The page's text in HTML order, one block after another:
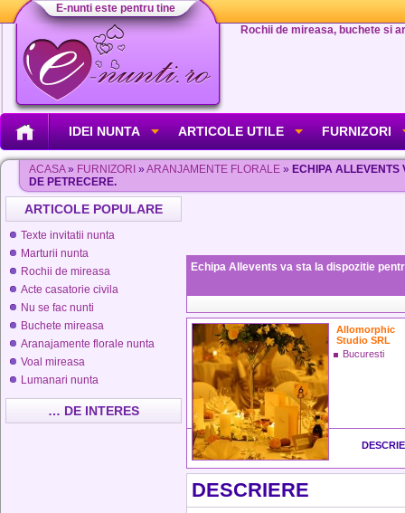
E-nunti este pentru tine
Rochii de mireasa, buchete si
IDEI NUNTA ARTICOLE UTILE FURNIZORI
ACASA» FURNIZORI » ARANJAMENTE FLORALE » ECHIPA ALLEVENTS
DE PETRECERE.
ARTICOLE POPULARE
Texte invitatii nunta
Marturii nunta
Rochii de mireasa
Acte casatorie civila
Nu se fac nunti
Buchete mireasa
Aranajamente florale nunta
Voal mireasa
Lumanari nunta
… DE INTERES
Echipa Allevents va sta la dispozitie
Allomorphic
Studio SRL
Bucuresti
DESCRIERE